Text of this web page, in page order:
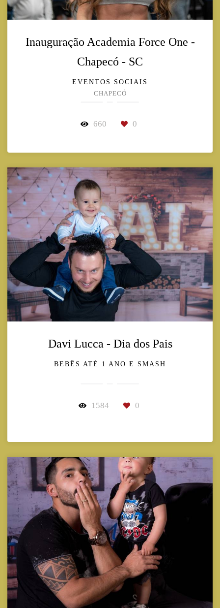
Inauguração Academia Force One -
Chapecó - SC
EVENTOS SOCIAIS
CHAPECÓ
660 0
Davi Lucca - Dia dos Pais
BEBÊS ATÉ 1 ANO E SMASH
1584 0